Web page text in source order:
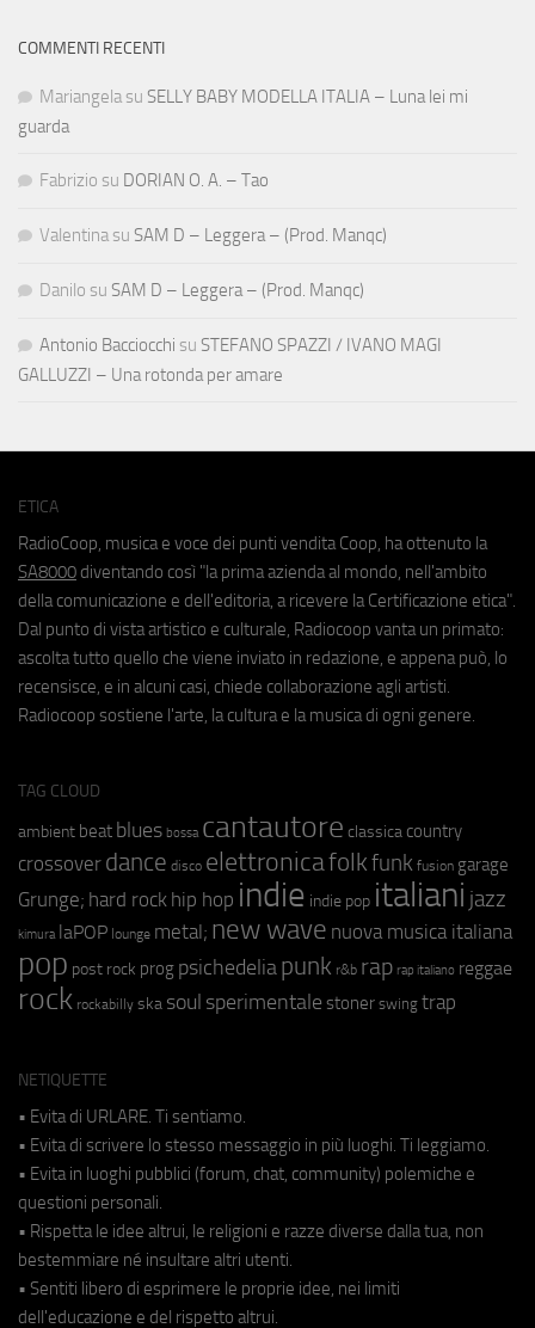
COMMENTI RECENTI
Mariangela su SELLY BABY MODELLA ITALIA – Luna lei mi
guarda
Fabrizio su DORIAN O. A. – Tao
Valentina su SAM D – Leggera – (Prod. Manqc)
Danilo su SAM D – Leggera – (Prod. Manqc)
Antonio Bacciocchi su STEFANO SPAZZI / IVANO MAGI
GALLUZZI – Una rotonda per amare
ETICA
RadioCoop, musica e voce dei punti vendita Coop, ha ottenuto la
SA8000 diventando così "la prima azienda al mondo, nell'ambito
della comunicazione e dell'editoria, a ricevere la Certificazione etica".
Dal punto di vista artistico e culturale, Radiocoop vanta un primato:
ascolta tutto quello che viene inviato in redazione, e appena può, lo
recensisce, e in alcuni casi, chiede collaborazione agli artisti.
Radiocoop sostiene l'arte, la cultura e la musica di ogni genere.
TAG CLOUD
ambient beat blues bossa cantautore classica country
crossover dance disco elettronicafolkfunk fusion garage
Grunge; hard rock hip hop indie indie pop italiani jazz
kimura laPOP lounge metal; new wave nuova musica italiana
pop post rock prog psichedeliapunk r&b rap rap italiano reggae
rock rockabilly ska soul sperimentale stoner swing trap
NETIQUETTE
• Evita di URLARE. Ti sentiamo.
• Evita di scrivere lo stesso messaggio in più luoghi. Ti leggiamo.
• Evita in luoghi pubblici (forum, chat, community) polemiche e
questioni personali.
• Rispetta le idee altrui, le religioni e razze diverse dalla tua, non
bestemmiare né insultare altri utenti.
• Sentiti libero di esprimere le proprie idee, nei limiti
dell'educazione e del rispetto altrui.